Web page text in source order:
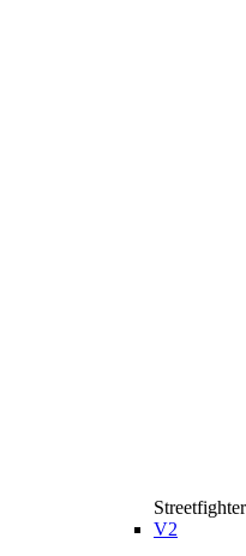
Streetfighter
V2